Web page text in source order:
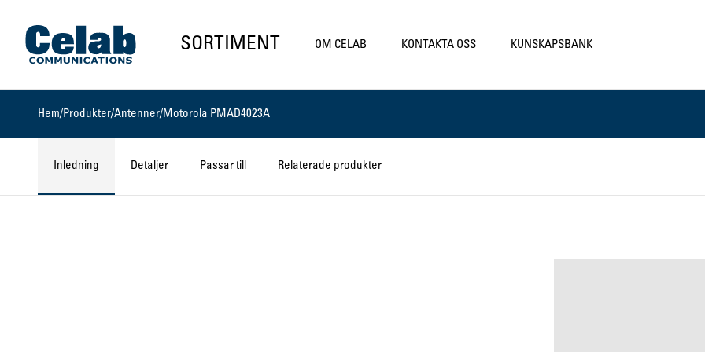
Gå till startsidan
SORTIMENT OM CELAB KONTAKTA OSS KUNSKAPSBANK
Hem/Produkter/Antenner/ Motorola PMAD4023A
Inledning Detaljer Passar till Relaterade produkter